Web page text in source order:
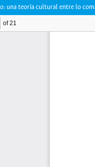
una teoría cultural entre lo